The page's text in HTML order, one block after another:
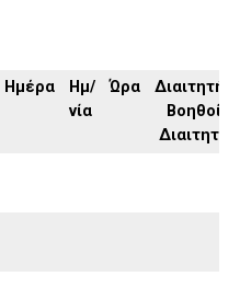
Ημέρα
Ημ/
νία
Ώρα
Διαιτητής,
Βοηθοί
Διαιτητή